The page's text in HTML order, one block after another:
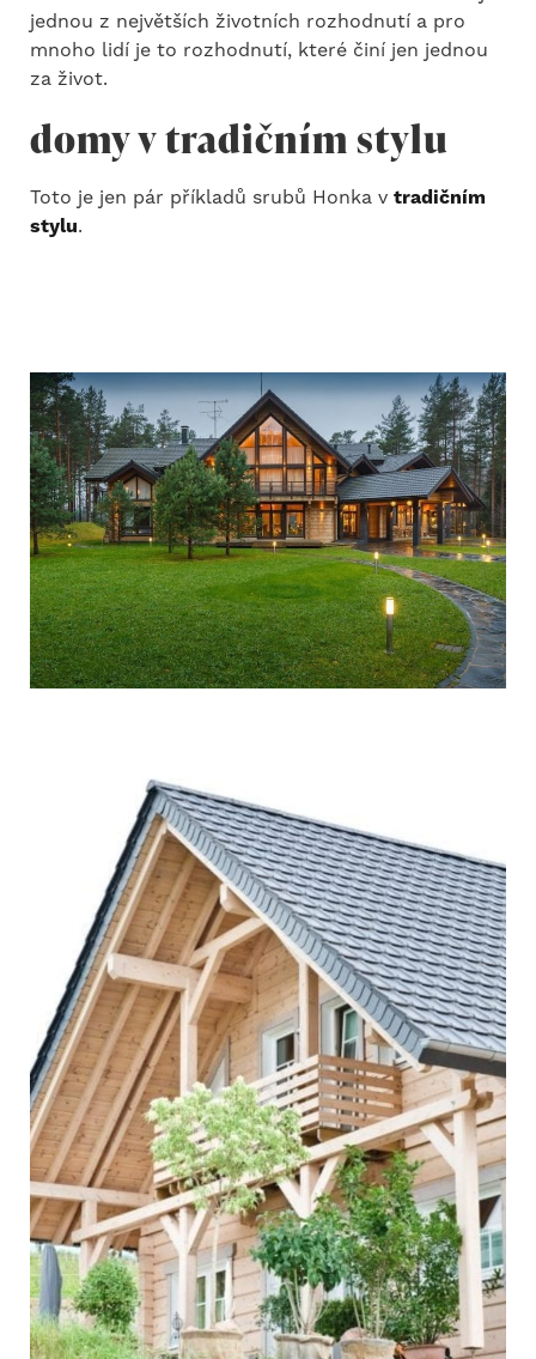
jednou z největších životních rozhodnutí a pro
mnoho lidí je to rozhodnutí, které činí jen jednou
za život.
domy v tradičním stylu
Toto je jen pár příkladů srubů Honka v tradičním
stylu.